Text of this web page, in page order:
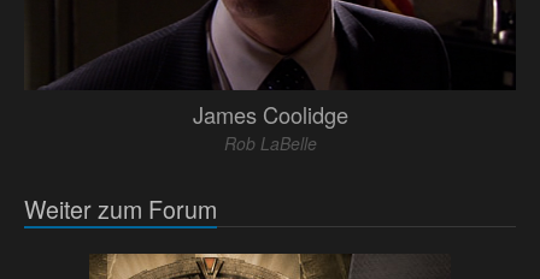
James Coolidge
Rob LaBelle
Weiter zum Forum